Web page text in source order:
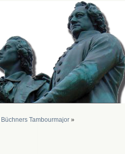
Tambourmajor »